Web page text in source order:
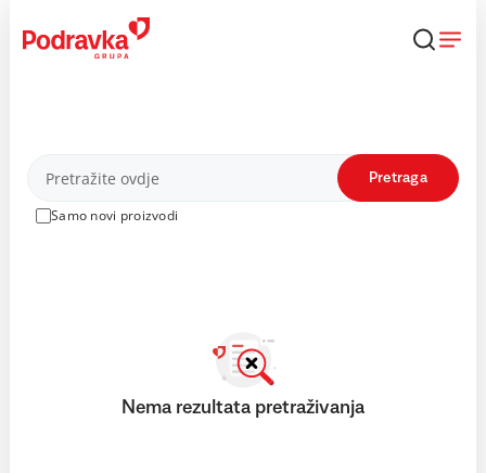
content
Proizvodi
Samo novi proizvodi
Pretraga
Nema rezultata pretraživanja